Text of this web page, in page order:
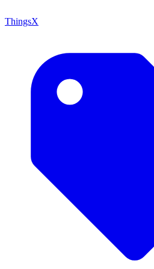
ThingsX